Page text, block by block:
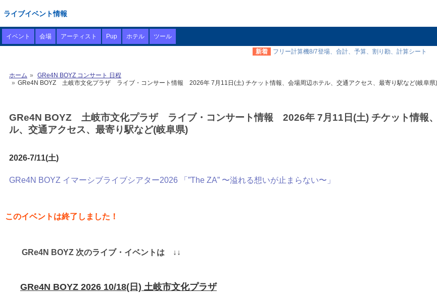
ライブイベント情報
イベント 会場 アーティスト Pup ホテル ツール
新着 フリー計算機8/7登場、合計、予算、割り勘、計算シート
ホーム
GRe4N BOYZ コンサート 日程
GRe4N BOYZ 土岐市文化プラザ ライブ・コンサート情報 2026年 7月11日(土) チケット情報、会場周辺ホテル、交通アクセス、最寄り駅など(岐阜県)
GRe4N BOYZ 土岐市文化プラザ ライブ・コンサート情報 2026年 7月11日(土) チケット情報
ル、交通アクセス、最寄り駅など(岐阜県)
2026-7/11(土)
GRe4N BOYZ イマーシブライブシアター2026 「”The ZA” 〜溢れる想いが止まらない〜」
このイベントは終了しました！
GRe4N BOYZ 次のライブ・イベントは ↓↓
GRe4N BOYZ 2026 10/18(日) 土岐市文化プラザ